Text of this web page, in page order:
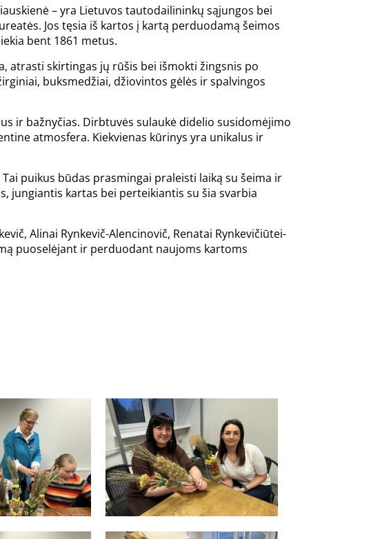
– yra Lietuvos tautodailininkų sąjungos bei
Jos tęsia iš kartos į kartą perduodamą šeimos
bent 1861 metus.
atrasti skirtingas jų rūšis bei išmokti žingsnis po
buksmedžiai, džiovintos gėlės ir spalvingos
ir bažnyčias. Dirbtuvės sulaukė didelio susidomėjimo
atmosfera. Kiekvienas kūrinys yra unikalus ir
puikus būdas prasmingai praleisti laiką su šeima ir
jungiantis kartas bei perteikiantis su šia svarbia
Alinai Rynkevič-Alencinovič, Renatai Rynkevičiūtei-
puoselėjant ir perduodant naujoms kartoms